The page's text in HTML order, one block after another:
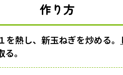
作り方
熱し、新玉ねぎを炒める。
る。